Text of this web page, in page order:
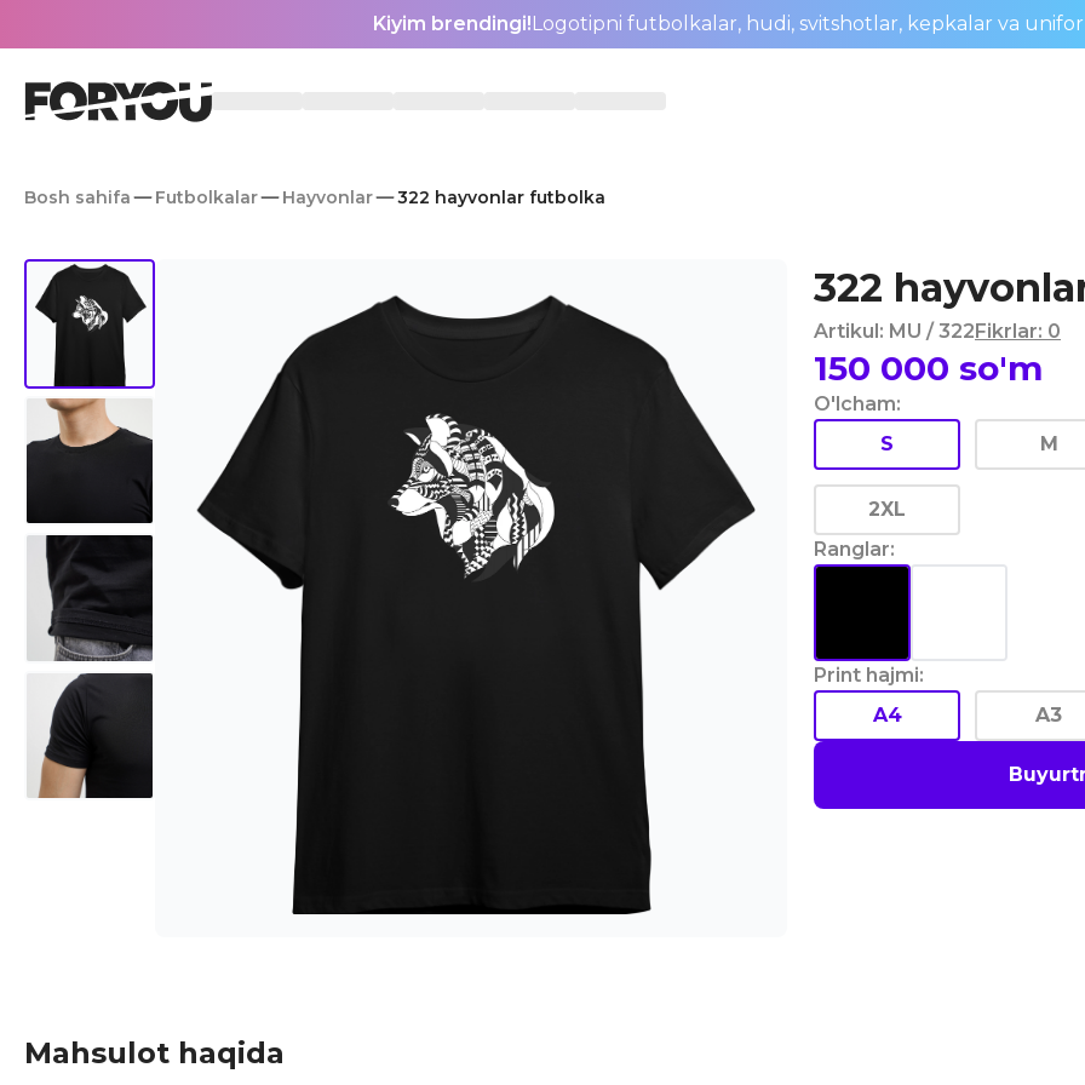
Kiyim brendingi!Logotipni futbolkalar, hudi, svitshotlar, kepkalar va
Bosh sahifa Futbolkalar Hayvonlar 322 hayvonlar futbolka
322
Artikul: MU / 322Fikrlar: 0
150 000 so'm
O'lcham:
S
M
2XL
Ranglar:
Print hajmi:
A4
A3
Mahsulot haqida